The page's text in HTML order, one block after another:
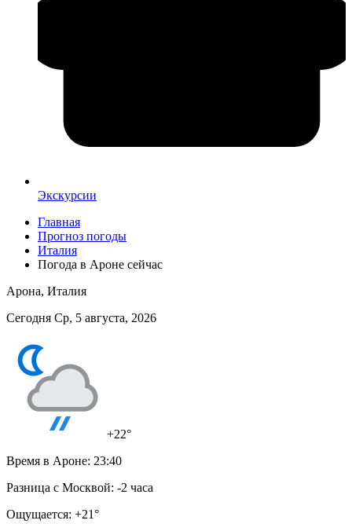
Экскурсии
Главная
Прогноз погоды
Италия
Погода в Ароне сейчас
Арона, Италия
Сегодня Ср, 5 августа, 2026
+22°
Время в Ароне: 23:40
Разница с Москвой: -2 часа
Ощущается: +21°